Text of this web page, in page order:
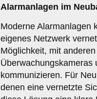
Alarmanlagen im
Moderne Alarmanlagen
eigenes Netzwerk
Möglichkeit, mit
Überwachungskameras
kommunizieren. Für
denen eine vernetzte